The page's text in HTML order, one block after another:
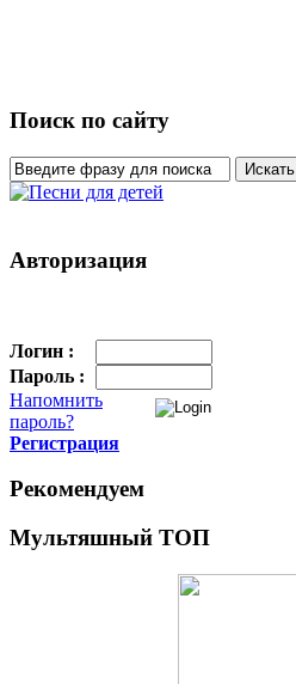
Поиск по сайту
Авторизация
Логин :
Пароль :
Напомнить
пароль?
Регистрация
Рекомендуем
Мультяшный ТОП